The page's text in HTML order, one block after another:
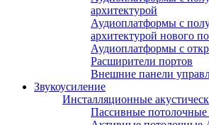
архитектурой
Аудиоплатформы с
архитектурой нового
Аудиоплатформы с
Расширители портов
Внешние панели
Звукоусиление
Инсталляционные
Пассивные